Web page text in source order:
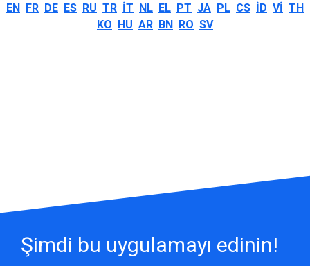
EN FR DE ES RU TR IT NL EL PT JA PL CS ID VI TH
KO HU AR BN RO SV
Şimdi bu uygulamayı edinin!